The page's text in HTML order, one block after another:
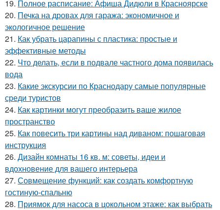
19. Полное расписание: Афиша Дидюли в Красноярске
20. Печка на дровах для гаража: экономичное и
экологичное решение
21. Как убрать царапины с пластика: простые и
эффективные методы
22. Что делать, если в подвале частного дома появилась
вода
23. Какие экскурсии по Краснодару самые популярные
среди туристов
24. Как картинки могут преобразить ваше жилое
пространство
25. Как повесить три картины над диваном: пошаговая
инструкция
26. Дизайн комнаты 16 кв. м: советы, идеи и
вдохновение для вашего интерьера
27. Совмещение функций: как создать комфортную
гостиную-спальню
28. Приямок для насоса в цокольном этаже: как выбрать